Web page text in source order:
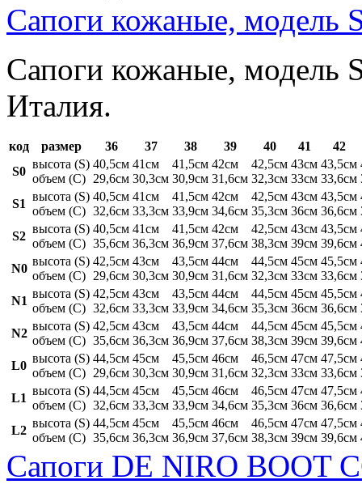
Сапоги кожаные, модель
Сапоги кожаные, модель
Италия.
код размер 36 37 38 39 40 41
42
S0
высота (S)
объем (C)
40,5см
29,6см
41см
30,3см
41,5см
30,9см
42см
31,6см
42,5см
32,3см
43см
33см
43,5см
33,6см
S1
высота (S)
объем (C)
40,5см
32,6см
41см
33,3см
41,5см
33,9см
42см
34,6см
42,5см
35,3см
43см
36см
43,5см
36,6см
S2
высота (S)
объем (C)
40,5см
35,6см
41см
36,3см
41,5см
36,9см
42см
37,6см
42,5см
38,3см
43см
39см
43,5см
39,6см
N0
высота (S)
объем (C)
42,5см
29,6см
43см
30,3см
43,5см
30,9см
44см
31,6см
44,5см
32,3см
45см
33см
45,5см
33,6см
N1
высота (S)
объем (C)
42,5см
32,6см
43см
33,3см
43,5см
33,9см
44см
34,6см
44,5см
35,3см
45см
36см
45,5см
36,6см
N2
высота (S)
объем (C)
42,5см
35,6см
43см
36,3см
43,5см
36,9см
44см
37,6см
44,5см
38,3см
45см
39см
45,5см
39,6см
L0
высота (S)
объем (C)
44,5см
29,6см
45см
30,3см
45,5см
30,9см
46см
31,6см
46,5см
32,3см
47см
33см
47,5см
33,6см
L1
высота (S)
объем (C)
44,5см
32,6см
45см
33,3см
45,5см
33,9см
46см
34,6см
46,5см
35,3см
47см
36см
47,5см
36,6см
L2
высота (S)
объем (C)
44,5см
35,6см
45см
36,3см
45,5см
36,9см
46см
37,6см
46,5см
38,3см
47см
39см
47,5см
39,6см
Сапоги DE NIRO BOOT